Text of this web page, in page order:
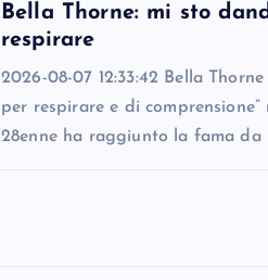
Bella Thorne: mi sto
respirare
2026-08-07 12:33:42 Bella
per respirare e di
28enne ha raggiunto la fama da